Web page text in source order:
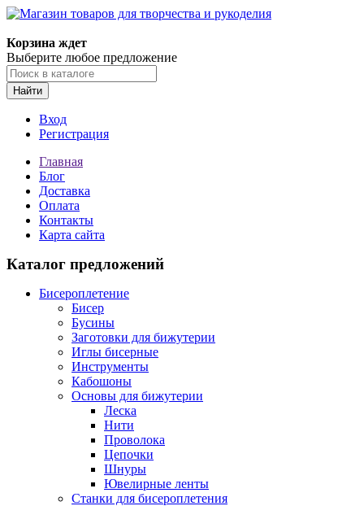
Корзина ждет
Выберите любое предложение
Найти
Вход
Регистрация
Главная
Блог
Доставка
Оплата
Контакты
Карта сайта
Каталог предложений
Бисероплетение
Бисер
Бусины
Заготовки для бижутерии
Иглы бисерные
Инструменты
Кабошоны
Основы для бижутерии
Леска
Нити
Проволока
Цепочки
Шнуры
Ювелирные ленты
Станки для бисероплетения